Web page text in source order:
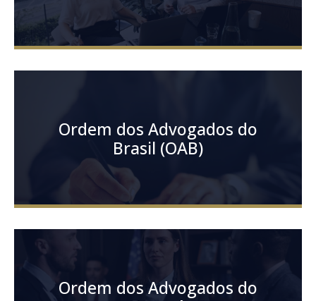
Ordem dos Advogados do
Brasil (OAB)
Ordem dos Advogados do